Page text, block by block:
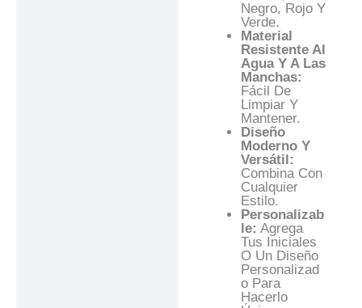
Negro, Rojo Y
Verde.
Material
Resistente Al
Agua Y A Las
Manchas:
Fácil De
Limpiar Y
Mantener.
Diseño
Moderno Y
Versátil:
Combina Con
Cualquier
Estilo.
Personalizab
Le: Agrega
Tus Iniciales
O Un Diseño
Personalizad
O Para
Hacerlo